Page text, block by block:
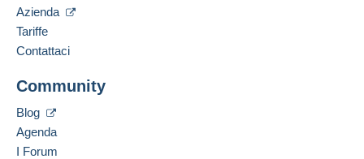
Azienda
Tariffe
Contattaci
Community
Blog
Agenda
I Forum